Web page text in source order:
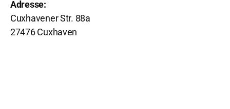
Adresse:
Cuxhavener Str. 88a
27476 Cuxhaven